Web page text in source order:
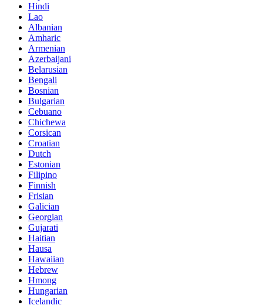
Hindi
Lao
Albanian
Amharic
Armenian
Azerbaijani
Belarusian
Bengali
Bosnian
Bulgarian
Cebuano
Chichewa
Corsican
Croatian
Dutch
Estonian
Filipino
Finnish
Frisian
Galician
Georgian
Gujarati
Haitian
Hausa
Hawaiian
Hebrew
Hmong
Hungarian
Icelandic